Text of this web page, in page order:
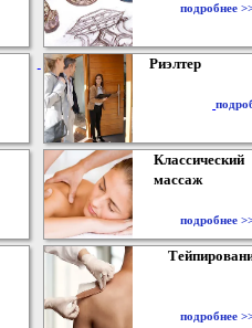
подробнее
Риэлтер
Классический
массаж
подробнее
подробнее